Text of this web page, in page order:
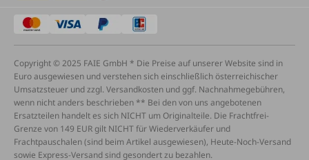
Copyright © 2025 FAIE GmbH * Die Preise auf unserer Website sind in
Euro ausgewiesen und verstehen sich einschließlich österreichischer
Umsatzsteuer und zzgl. Versandkosten und ggf. Nachnahmegebühren,
wenn nicht anders beschrieben ** Bei den von uns angebotenen
Ersatzteilen handelt es sich NICHT um Originalteile. Die Frachtfrei-
Grenze von 149 EUR gilt NICHT für Wiederverkäufer und
Frachtpauschalen (sind beim Artikel ausgewiesen), Heute-Noch-Versand
sowie Express-Versand sind gesondert zu bezahlen.